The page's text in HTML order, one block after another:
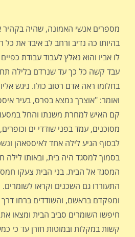
מספרים אנשי האמונה, שהיה
בהיותו כה נדיב ורחב לב איבד את כל
לו אביו והוא נאלץ לעבוד עבודת
עבד קשה כל כך עד שנרדם בלילה
בחלומו ראה אדם רטוב כולו. ניגש
ואומר: "אוצרך נמצא בפרס, בעיר
קם האיש למחרת משנתו והחל
מסוכנים, עמד בפני שודדי ים
לבסוף הגיע לילה אחד לאיספאהן
בסמוך למסגד היה בית, ובאותו לילה
המסגד אל הבית. בני הבית צעקו
התעוררו גם השכנים וקראו לשומרים.
ומפקדם בראשם, והשודדים ברחו
חיפשו השומרים סביב הבית ומצאו
קשות במקלות ובמוטות חזרן עד כי